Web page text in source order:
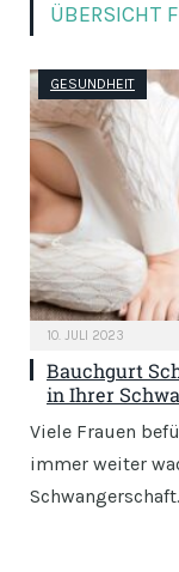
ÜBERSICHT
GESUNDHEIT
10. JULI 2023
Bauchgurt
in Ihrer
Viele Frauen
immer weiter